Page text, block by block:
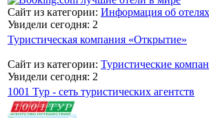
Сайт из категории: Информация об отелях
Увидели сегодня: 2
Туристическая компания «Открытие»
Сайт из категории: Туристические
Увидели сегодня: 2
1001 Тур - сеть туристических агентств